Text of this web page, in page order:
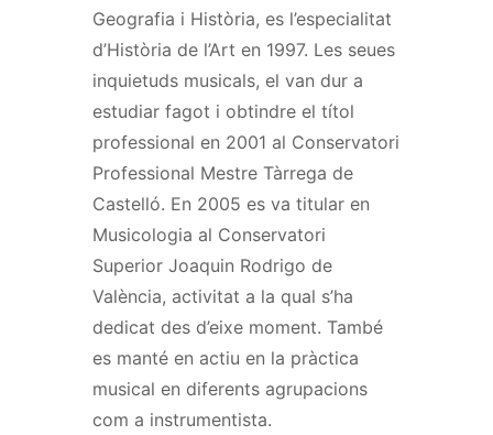
Geografia i Història, es l’especialitat
d’Història de l’Art en 1997. Les seues
inquietuds musicals, el van dur a
estudiar fagot i obtindre el títol
professional en 2001 al Conservatori
Professional Mestre Tàrrega de
Castelló. En 2005 es va titular en
Musicologia al Conservatori
Superior Joaquin Rodrigo de
València, activitat a la qual s’ha
dedicat des d’eixe moment. També
es manté en actiu en la pràctica
musical en diferents agrupacions
com a instrumentista.